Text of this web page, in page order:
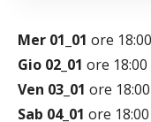
Mer 01_01 ore
Gio 02_01 ore
Ven 03_01 ore
Sab 04_01 ore